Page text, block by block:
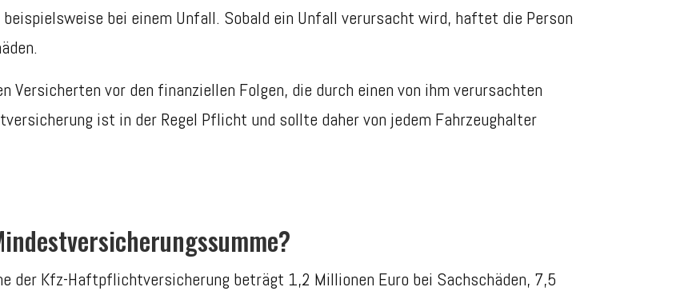
bei einem Unfall. Sobald ein Unfall verursacht wird, haftet die Person
vor den finanziellen Folgen, die durch einen von ihm verursachten
ist in der Regel Pflicht und sollte daher von jedem Fahrzeughalter
der Kfz-Haftpflichtversicherung beträgt 1,2 Millionen Euro bei Sachschäden, 7,5